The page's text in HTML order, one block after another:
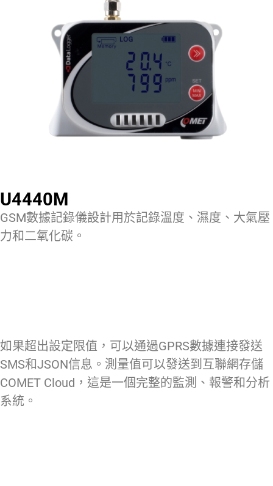
U4440M
GSM數據記錄儀設計用於記錄溫度、濕度、大氣壓
力和二氧化碳。
如果超出設定限值，可以通過GPRS數據連接發送
SMS和JSON信息。測量值可以發送到互聯網存儲
COMET Cloud，這是一個完整的監測、報警和分析
系統。